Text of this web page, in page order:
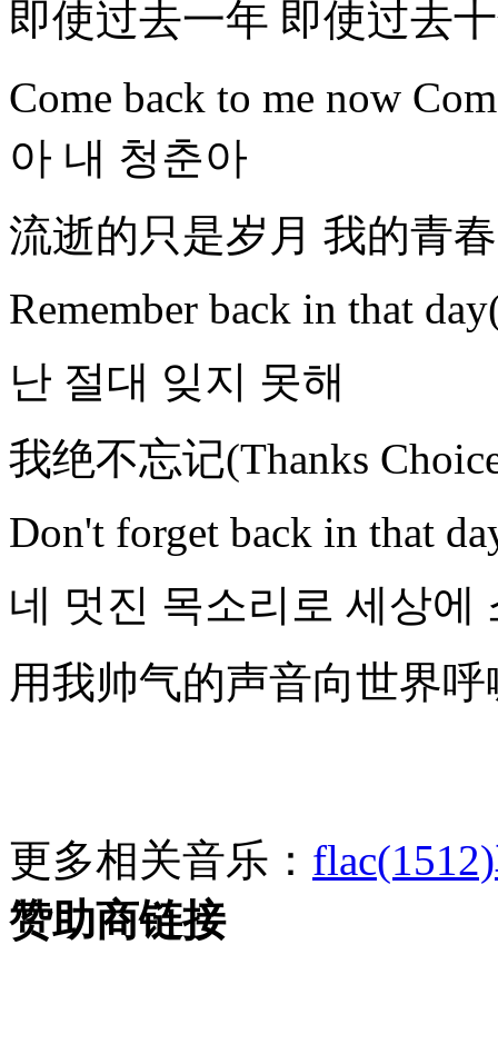
即使过去一年 即使过去
Come back to me now
아 내 청춘아
流逝的只是岁月 我的青
Remember back in that
난 절대 잊지 못해
我绝不忘记(Thanks
Don't forget back in that
네 멋진 목소리로 세상에
用我帅气的声音向世界呼
更多相关音乐： flac(1512)
赞助商链接